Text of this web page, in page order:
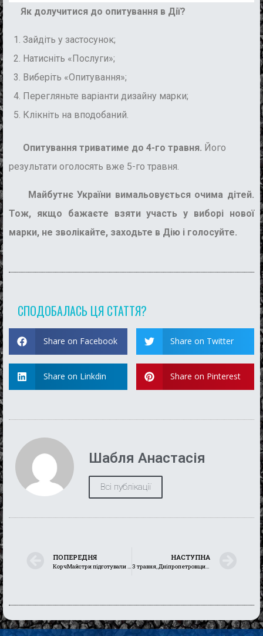
Як долучитися до опитування в Дії?
Зайдіть у застосунок;
Натисніть «Послуги»;
Виберіть «Опитування»;
Перегляньте варіанти дизайну марки;
Клікніть на вподобаний.
Опитування триватиме до 4-го травня. Його
результати оголосять вже 5-го травня.
Майбутнє України вимальовується очима дітей.
Тож, якщо бажаєте взяти участь у виборі нової
марки, не зволікайте, заходьте в Дію і голосуйте.
СПОДОБАЛАСЬ ЦЯ СТАТТЯ?
Share on Facebook Share on Twitter
Share on Linkdin Share on Pinterest
Шабля Анастасія
Всі публікації
ПОПЕРЕДНЯ
КорчМайстри підготували авто для контрнаступу
НАСТУПНА
3 травня, Дніпропетровщина: охоронці неба вкотре врятували регіон від атаки шахедів. Але одне влучання все ж є